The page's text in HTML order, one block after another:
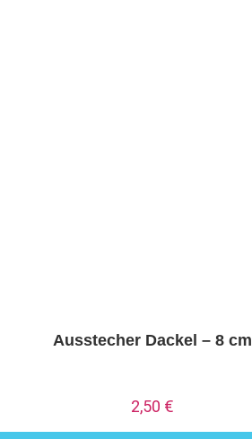
Ausstecher Dackel – 8 cm
2,50 €